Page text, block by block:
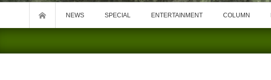
NEWS SPECIAL ENTERTAINMENT COLUMN